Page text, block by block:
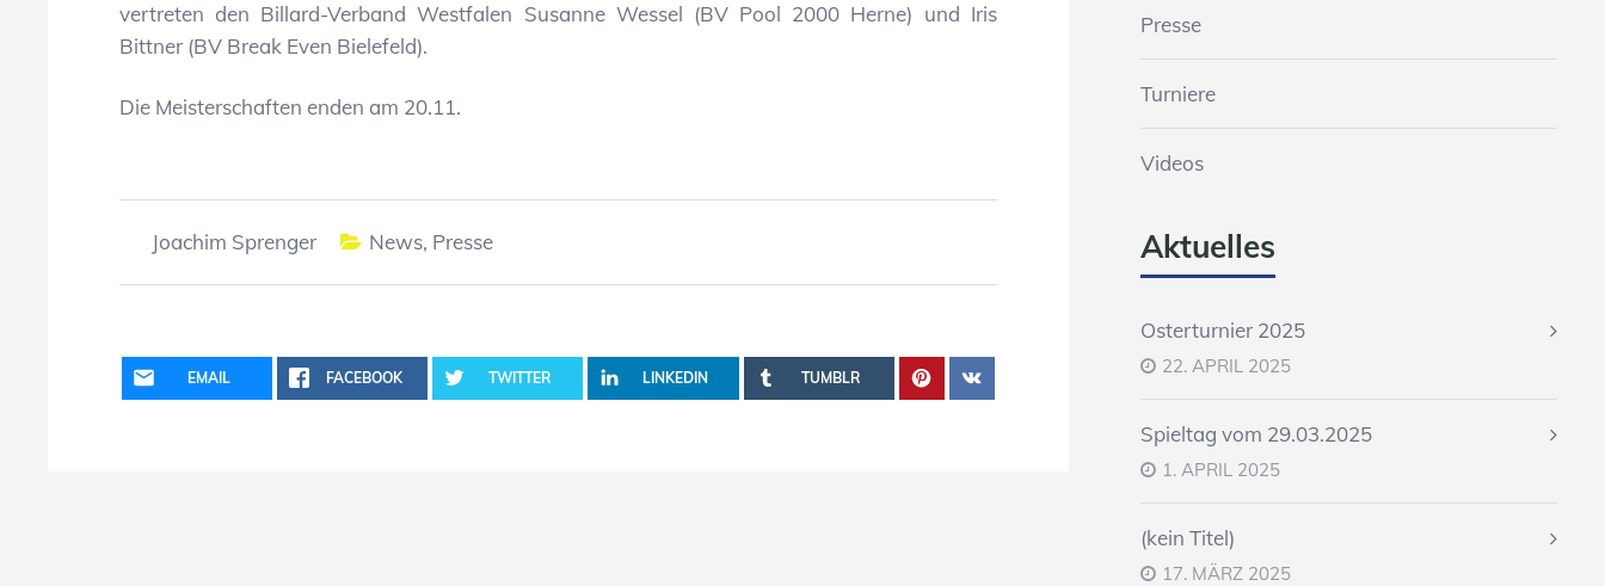
vertreten den Billard-Verband Westfalen Susanne Wessel (BV Pool 2000 Herne) und Iris
Bittner (BV Break Even Bielefeld).
Die Meisterschaften enden am 20.11.
Joachim Sprenger News, Presse
EMAIL FACEBOOK TWITTER LINKEDIN TUMBLR
Presse
Turniere
Videos
Aktuelles
Osterturnier 2025
22. APRIL 2025
Spieltag vom 29.03.2025
1. APRIL 2025
(kein Titel)
17. MÄRZ 2025